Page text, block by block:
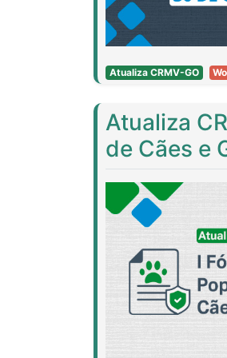
Atualiza CRMV-GO
Atualiza
de Cães e